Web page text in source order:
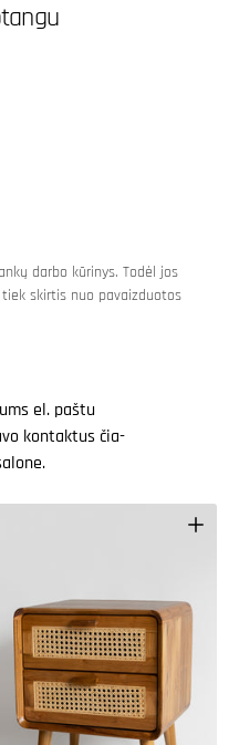
Atidaryti
mediją
2
galerijos
darbo kūrinys. Todėl jos
skirtis nuo pavaizduotos
el. paštu
kontaktus čia-